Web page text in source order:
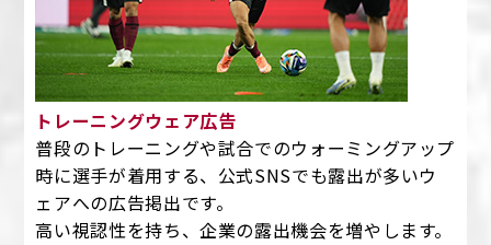
トレーニングウェア広告
普段のトレーニングや試合でのウォーミングアップ
時に選手が着用する、公式SNSでも露出が多いウ
ェアへの広告掲出です。
高い視認性を持ち、企業の露出機会を増やします。